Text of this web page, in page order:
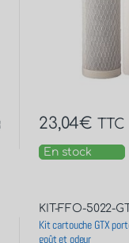
23,04€ TTC
En stock
KIT-FFO-5022-
Kit cartouche GTX
goût et odeur